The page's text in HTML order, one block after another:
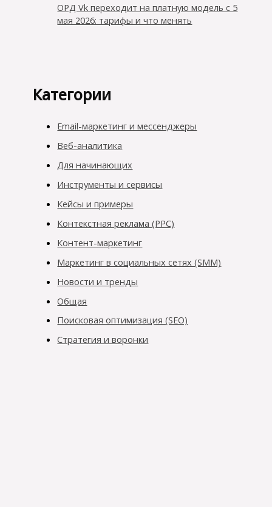
ОРД Vk переходит на платную модель с 5
мая 2026: тарифы и что менять
Категории
Email-маркетинг и мессенджеры
Веб-аналитика
Для начинающих
Инструменты и сервисы
Кейсы и примеры
Контекстная реклама (PPC)
Контент-маркетинг
Маркетинг в социальных сетях (SMM)
Новости и тренды
Общая
Поисковая оптимизация (SEO)
Стратегия и воронки